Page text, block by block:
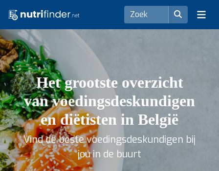
Het grootste overzicht
van voedingsdeskundigen
en diëtisten in België
Vind de beste voedingsdeskundigen bij
jou in de buurt